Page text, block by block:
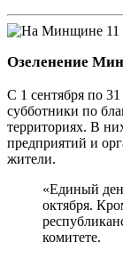
Озеленение
С 1 сентября по 31
субботники по
территориях. В
предприятий и
жители.
«Единый
октября.
комитете.